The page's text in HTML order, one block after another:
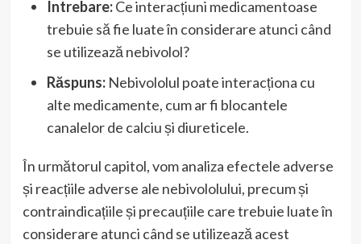
Întrebare:Ce interacțiuni medicamentoase
trebuie să fie luate în considerare atunci când
se utilizează nebivolol?
Răspuns:Nebivololul poate interacționa cu
alte medicamente, cum ar fi blocantele
canalelor de calciu și diureticele.
În următorul capitol, vom analiza efectele adverse
și reacțiile adverse ale nebivololului, precum și
contraindicațiile și precauțiile care trebuie luate în
considerare atunci când se utilizează acest